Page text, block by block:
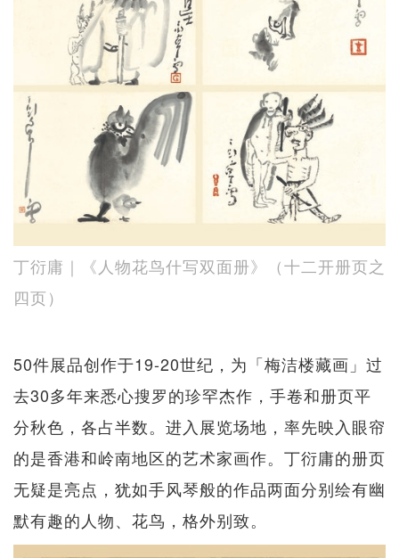
丁衍庸｜《人物花鸟什写双面册》（十二开册页之
四页）
50件展品创作于19-20世纪，为「梅洁楼藏画」过
去30多年来悉心搜罗的珍罕杰作，手卷和册页平
分秋色，各占半数。进入展览场地，率先映入眼帘
的是香港和岭南地区的艺术家画作。丁衍庸的册页
无疑是亮点，犹如手风琴般的作品两面分别绘有幽
默有趣的人物、花鸟，格外别致。